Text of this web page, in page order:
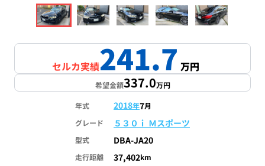
1/18
セルカ実績241.7万円
希望金額337.0万円
年式 2018年7月
グレード
５３０ｉ Ｍスポーツ
型式 DBA-JA20
走行距離 37,402km